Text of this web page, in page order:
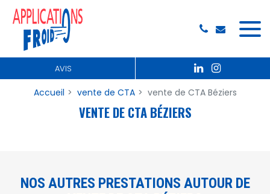
AVIS
Accueil vente de CTA vente de CTA Béziers
VENTE DE CTA BÉZIERS
NOS AUTRES PRESTATIONS AUTOUR DE
Panneau de gestion des cookies